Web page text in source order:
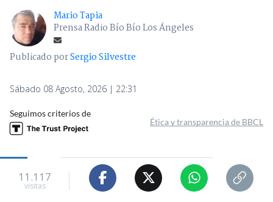
Mario Tapia
Prensa Radio Bío Bío Los Ángeles
Publicado porSergio Silvestre
Sábado 08 Agosto, 2026 | 22:31
Seguimos criterios de
Ética y transparencia de BBCL
11.117
visitas